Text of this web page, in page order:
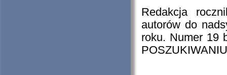
Redakcja
autorów do
roku. Numer 19